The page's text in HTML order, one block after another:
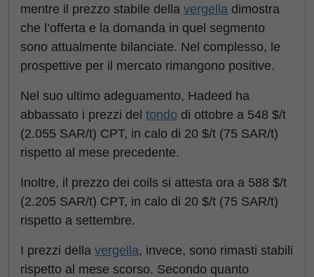
mentre il prezzo stabile della vergella dimostra
che l’offerta e la domanda in quel segmento
sono attualmente bilanciate. Nel complesso, le
prospettive per il mercato rimangono positive.
Nel suo ultimo adeguamento, Hadeed ha
abbassato i prezzi del tondo di ottobre a 548 $/t
(2.055 SAR/t) CPT, in calo di 20 $/t (75 SAR/t)
rispetto al mese precedente.
Inoltre, il prezzo dei coils si attesta ora a 588 $/t
(2.205 SAR/t) CPT, in calo di 20 $/t (75 SAR/t)
rispetto a settembre.
I prezzi della vergella, invece, sono rimasti stabili
rispetto al mese scorso. Secondo quanto